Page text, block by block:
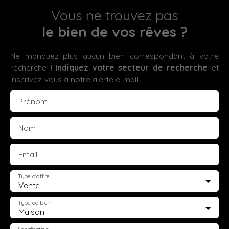
Vous ne trouvez pas
le bien de vos rêves ?
Ne manquez plus aucun bien correspondant à votre
recherche ! Indiquez votre secteur de recherche et
inscrivez-vous à notre alerte e-mail.
Prénom
Nom
Email
Vente
Type d'offre
Maison
Type de bien